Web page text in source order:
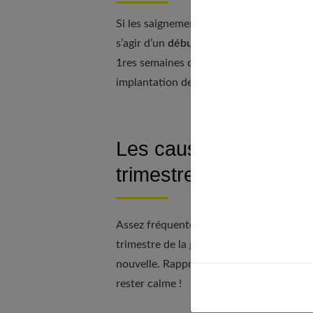
Si les saignements en début de
s’agir d’un début de fausse-couche
1res semaines de gestation. Mieux vaut
implantation de l’embryon.
Les causes possibles
trimestre
Assez fréquentes en début de
trimestre de la grossesse. Si cela est
nouvelle. Rapprochez-vous de votre
rester calme !